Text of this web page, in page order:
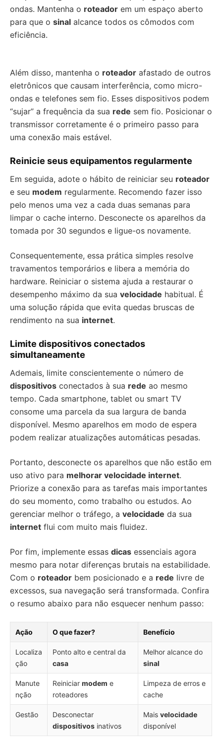
ondas. Mantenha o roteador em um espaço aberto
para que o sinal alcance todos os cômodos com
eficiência.
Além disso, mantenha o roteador afastado de outros
eletrônicos que causam interferência, como micro-
ondas e telefones sem fio. Esses dispositivos podem
“sujar” a frequência da sua rede sem fio. Posicionar o
transmissor corretamente é o primeiro passo para
uma conexão mais estável.
Reinicie seus equipamentos regularmente
Em seguida, adote o hábito de reiniciar seu roteador
e seu modem regularmente. Recomendo fazer isso
pelo menos uma vez a cada duas semanas para
limpar o cache interno. Desconecte os aparelhos da
tomada por 30 segundos e ligue-os novamente.
Consequentemente, essa prática simples resolve
travamentos temporários e libera a memória do
hardware. Reiniciar o sistema ajuda a restaurar o
desempenho máximo da sua velocidade habitual. É
uma solução rápida que evita quedas bruscas de
rendimento na sua internet.
Limite dispositivos conectados
simultaneamente
Ademais, limite conscientemente o número de
dispositivos conectados à sua rede ao mesmo
tempo. Cada smartphone, tablet ou smart TV
consome uma parcela da sua largura de banda
disponível. Mesmo aparelhos em modo de espera
podem realizar atualizações automáticas pesadas.
Portanto, desconecte os aparelhos que não estão em
uso ativo para melhorar velocidade internet.
Priorize a conexão para as tarefas mais importantes
do seu momento, como trabalho ou estudos. Ao
gerenciar melhor o tráfego, a velocidade da sua
internet flui com muito mais fluidez.
Por fim, implemente essas dicas essenciais agora
mesmo para notar diferenças brutais na estabilidade.
Com o roteador bem posicionado e a rede livre de
excessos, sua navegação será transformada. Confira
o resumo abaixo para não esquecer nenhum passo:
Ação O que fazer? Benefício
Localiza
ção
Ponto alto e central da
casa
Melhor alcance do
sinal
Manute
nção
Reiniciar modem e
roteadores
Limpeza de erros e
cache
Gestão
Desconectar
dispositivos inativos
Mais velocidade
disponível